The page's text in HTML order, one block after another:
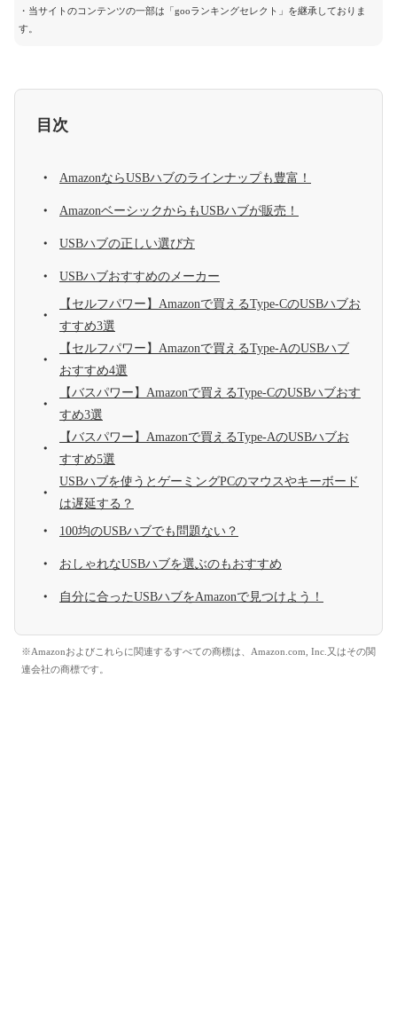
・当サイトのコンテンツの一部は「gooランキングセレクト」を継承しておりま
す。
目次
AmazonならUSBハブのラインナップも豊富！
AmazonベーシックからもUSBハブが販売！
USBハブの正しい選び方
USBハブおすすめのメーカー
【セルフパワー】Amazonで買えるType-CのUSBハブお
すすめ3選
【セルフパワー】Amazonで買えるType-AのUSBハブ
おすすめ4選
【バスパワー】Amazonで買えるType-CのUSBハブおす
すめ3選
【バスパワー】Amazonで買えるType-AのUSBハブお
すすめ5選
USBハブを使うとゲーミングPCのマウスやキーボード
は遅延する？
100均のUSBハブでも問題ない？
おしゃれなUSBハブを選ぶのもおすすめ
自分に合ったUSBハブをAmazonで見つけよう！
※Amazonおよびこれらに関連するすべての商標は、Amazon.com, Inc.又はその関
連会社の商標です。